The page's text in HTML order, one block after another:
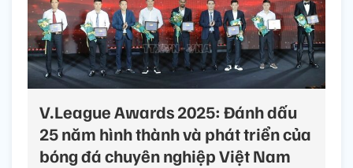
V.League Awards 2025: Đánh dấu
25 năm hình thành và phát triển của
bóng đá chuyên nghiệp Việt Nam